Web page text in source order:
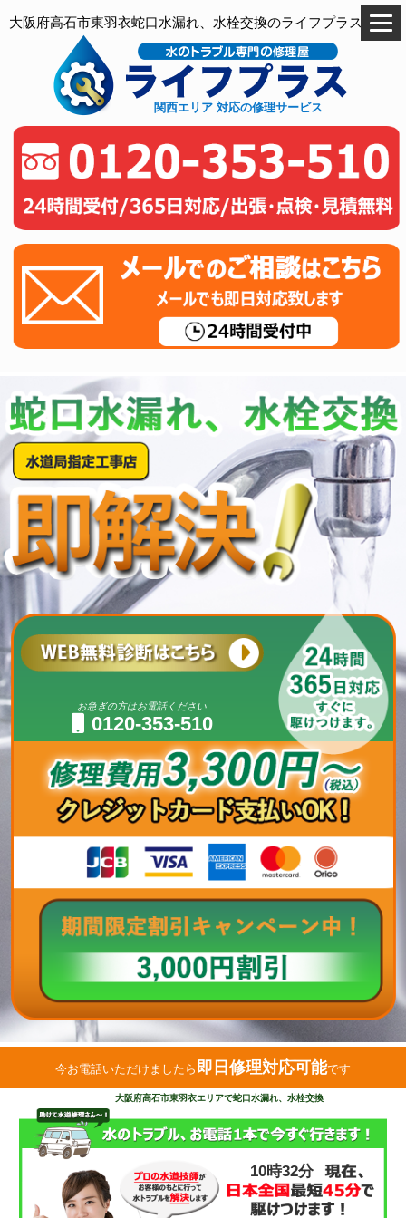
大阪府高石市東羽衣蛇口水漏れ、水栓交換のライフプラス
関西エリア 対応の修理サービス
お急ぎの方はお電話ください
0120-353-510
今お電話いただけましたら 即日修理対応可能です
大阪府高石市東羽衣エリアで蛇口水漏れ、水栓交換
10時32分